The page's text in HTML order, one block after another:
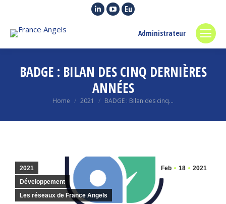
Linkedin
in
window
YouTube
in
window
Euroquity
opens
in
window
Administrateur
BADGE : BILAN DES CINQ DERNIÈRES
ANNÉES
You are here:
Home 2021 BADGE : Bilan des cinq…
Feb 18 2021
2021
Développement
Les réseaux de France Angels